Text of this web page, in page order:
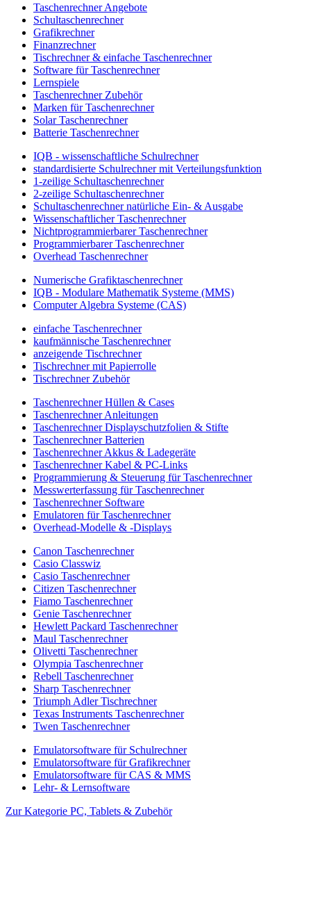
Taschenrechner Angebote
Schultaschenrechner
Grafikrechner
Finanzrechner
Tischrechner & einfache Taschenrechner
Software für Taschenrechner
Lernspiele
Taschenrechner Zubehör
Marken für Taschenrechner
Solar Taschenrechner
Batterie Taschenrechner
IQB - wissenschaftliche Schulrechner
standardisierte Schulrechner mit Verteilungsfunktion
1-zeilige Schultaschenrechner
2-zeilige Schultaschenrechner
Schultaschenrechner natürliche Ein- & Ausgabe
Wissenschaftlicher Taschenrechner
Nichtprogrammierbarer Taschenrechner
Programmierbarer Taschenrechner
Overhead Taschenrechner
Numerische Grafiktaschenrechner
IQB - Modulare Mathematik Systeme (MMS)
Computer Algebra Systeme (CAS)
einfache Taschenrechner
kaufmännische Taschenrechner
anzeigende Tischrechner
Tischrechner mit Papierrolle
Tischrechner Zubehör
Taschenrechner Hüllen & Cases
Taschenrechner Anleitungen
Taschenrechner Displayschutzfolien & Stifte
Taschenrechner Batterien
Taschenrechner Akkus & Ladegeräte
Taschenrechner Kabel & PC-Links
Programmierung & Steuerung für Taschenrechner
Messwerterfassung für Taschenrechner
Taschenrechner Software
Emulatoren für Taschenrechner
Overhead-Modelle & -Displays
Canon Taschenrechner
Casio Classwiz
Casio Taschenrechner
Citizen Taschenrechner
Fiamo Taschenrechner
Genie Taschenrechner
Hewlett Packard Taschenrechner
Maul Taschenrechner
Olivetti Taschenrechner
Olympia Taschenrechner
Rebell Taschenrechner
Sharp Taschenrechner
Triumph Adler Tischrechner
Texas Instruments Taschenrechner
Twen Taschenrechner
Emulatorsoftware für Schulrechner
Emulatorsoftware für Grafikrechner
Emulatorsoftware für CAS & MMS
Lehr- & Lernsoftware
Zur Kategorie PC, Tablets & Zubehör